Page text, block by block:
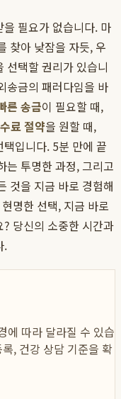
필요가 없습니다. 마
찾아 낮잠을 자듯, 우
선택할 권리가 있습니
송금의 패러다임을 바
른 송금이 필요할 때,
료 절약을 원할 때,
입니다. 5분 만에 끝
는 투명한 과정, 그리고
것을 지금 바로 경험해
명한 선택, 지금 바로
당신의 소중한 시간과
.
에 따라 달라질 수 있습
, 건강 상담 기준을 확